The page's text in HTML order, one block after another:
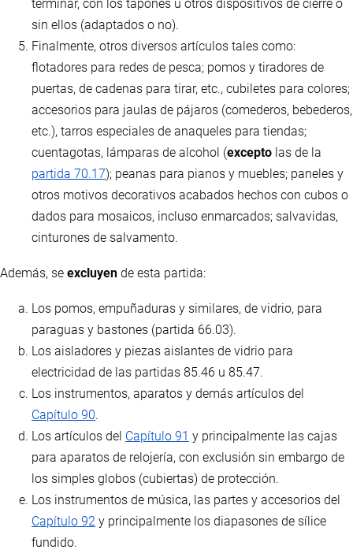
terminar, con los tapones u otros dispositivos de cierre o
sin ellos (adaptados o no).
Finalmente, otros diversos artículos tales como:
flotadores para redes de pesca; pomos y tiradores de
puertas, de cadenas para tirar, etc., cubiletes para colores;
accesorios para jaulas de pájaros (comederos, bebederos,
etc.), tarros especiales de anaqueles para tiendas;
cuentagotas, lámparas de alcohol (excepto las de la
partida 70.17); peanas para pianos y muebles; paneles y
otros motivos decorativos acabados hechos con cubos o
dados para mosaicos, incluso enmarcados; salvavidas,
cinturones de salvamento.
Además, se excluyen de esta partida:
Los pomos, empuñaduras y similares, de vidrio, para
paraguas y bastones (partida 66.03).
Los aisladores y piezas aislantes de vidrio para
electricidad de las partidas 85.46 u 85.47.
Los instrumentos, aparatos y demás artículos del
Capítulo 90.
Los artículos del Capítulo 91 y principalmente las cajas
para aparatos de relojería, con exclusión sin embargo de
los simples globos (cubiertas) de protección.
Los instrumentos de música, las partes y accesorios del
Capítulo 92 y principalmente los diapasones de sílice
fundido.